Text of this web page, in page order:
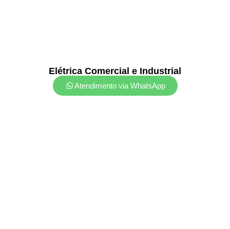
Elétrica Comercial e Industrial
Atendimento via WhatsApp